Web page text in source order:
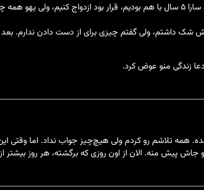
هیچ‌وقت فکر نمی‌کردم یه روز مجبور بشم دنبال دعا و طلسم برم. من و سارا ۵ سال با هم
شک داشتم، ولی گفتم چیزی برای از دست دادن ندارم. بعد
دعا زندگی منو عوض کرد.
همه تلاشم رو کردم ولی هیچ‌چیز جواب نداد. اما وقتی
پیش منه. الان از اون روزی که برگشته، هر روز بیشتر